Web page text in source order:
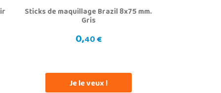
Sticks de maquillage Brazil 8x75 mm.
Gris
0,40 €
Je le veux !